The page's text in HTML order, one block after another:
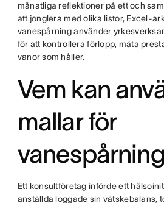
månatliga reflektioner på ett och
att jonglera med olika listor, Excel-
vanespårning använder
för att kontrollera förlopp, mäta
vanor som håller.
Vem kan
mallar för
Ett konsultföretag införde ett
anställda loggade sin vätskebalans,